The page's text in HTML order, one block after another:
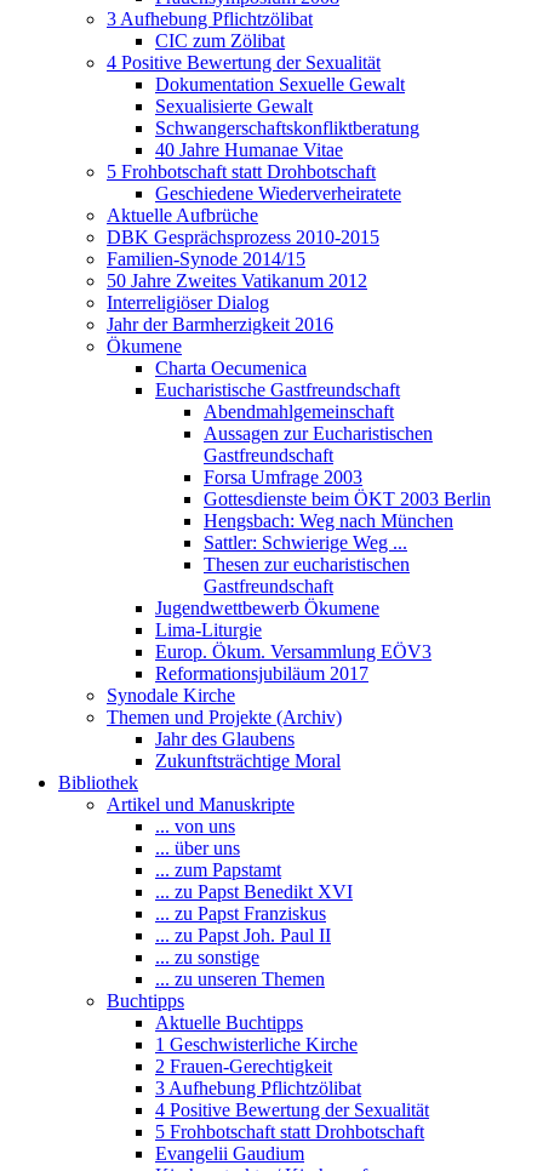
3 Aufhebung Pflichtzölibat
CIC zum Zölibat
4 Positive Bewertung der Sexualität
Dokumentation Sexuelle Gewalt
Sexualisierte Gewalt
Schwangerschaftskonfliktberatung
40 Jahre Humanae Vitae
5 Frohbotschaft statt Drohbotschaft
Geschiedene Wiederverheiratete
Aktuelle Aufbrüche
DBK Gesprächsprozess 2010-2015
Familien-Synode 2014/15
50 Jahre Zweites Vatikanum 2012
Interreligiöser Dialog
Jahr der Barmherzigkeit 2016
Ökumene
Charta Oecumenica
Eucharistische Gastfreundschaft
Abendmahlgemeinschaft
Aussagen zur Eucharistischen
Gastfreundschaft
Forsa Umfrage 2003
Gottesdienste beim ÖKT 2003 Berlin
Hengsbach: Weg nach München
Sattler: Schwierige Weg ...
Thesen zur eucharistischen
Gastfreundschaft
Jugendwettbewerb Ökumene
Lima-Liturgie
Europ. Ökum. Versammlung EÖV3
Reformationsjubiläum 2017
Synodale Kirche
Themen und Projekte (Archiv)
Jahr des Glaubens
Zukunftsträchtige Moral
Bibliothek
Artikel und Manuskripte
... von uns
... über uns
... zum Papstamt
... zu Papst Benedikt XVI
... zu Papst Franziskus
... zu Papst Joh. Paul II
... zu sonstige
... zu unseren Themen
Buchtipps
Aktuelle Buchtipps
1 Geschwisterliche Kirche
2 Frauen-Gerechtigkeit
3 Aufhebung Pflichtzölibat
4 Positive Bewertung der Sexualität
5 Frohbotschaft statt Drohbotschaft
Evangelii Gaudium